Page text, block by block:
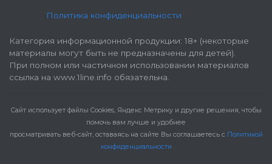
Политика конфиденциальности
Категория информационной продукции: 18+ (некоторые
материалы могут быть не предназначены для детей).
При полном или частичном использовании материалов
ссылка на www.1line.info обязательна.
Cайт использует файлы Cookies, Яндекс Метрику и другие решения, чтобы
помочь вам лучше и удобнее
просматривать веб-сайт, оставаясь на сайте Вы соглашаетесь с Политикой
конфиденциальности